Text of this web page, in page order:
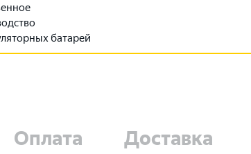
батарей
Оплата Доставка